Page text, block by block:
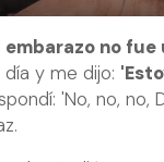
embarazo no fue
día y me dijo:
'No, no, no,